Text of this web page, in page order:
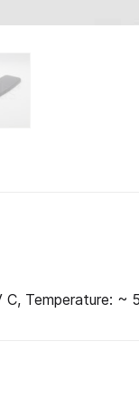
C, Temperature: ~